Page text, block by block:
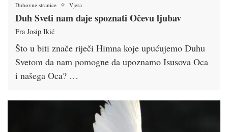
Duhovne stranice Vjera
Duh Sveti nam daje spoznati Očevu ljubav
Fra Josip Ikić
Što u biti znače riječi Himna koje upućujemo Duhu
Svetom da nam pomogne da upoznamo Isusova Oca
i našega Oca? …